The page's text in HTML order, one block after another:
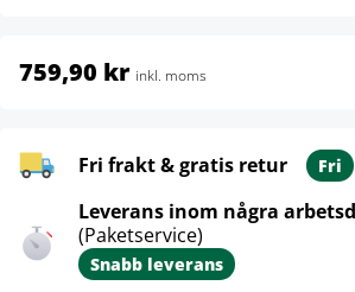
759,90 kr inkl. moms
Fri frakt & gratis retur Fri
Leverans inom några
(Paketservice)
Snabb leverans